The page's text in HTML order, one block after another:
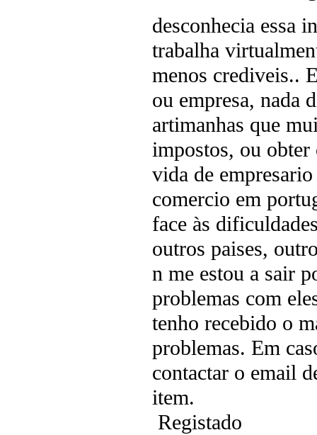
desconhecia essa
trabalha
menos crediveis..
ou empresa, nada
artimanhas que
impostos, ou
vida de
comercio em
face às
outros paises,
n me estou a sair
problemas com
tenho recebido o
problemas. Em
contactar o email
item.
Registado